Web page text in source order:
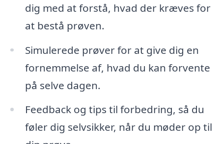
dig med at forstå, hvad der kræves for
at bestå prøven.
Simulerede prøver for at give dig en
fornemmelse af, hvad du kan forvente
på selve dagen.
Feedback og tips til forbedring, så du
føler dig selvsikker, når du møder op til